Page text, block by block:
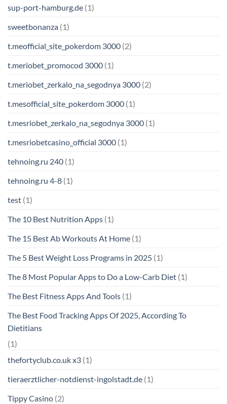
sup-port-hamburg.de (1)
sweetbonanza (1)
t.meofficial_site_pokerdom 3000 (2)
t.meriobet_promocod 3000 (1)
t.meriobet_zerkalo_na_segodnya 3000 (2)
t.mesofficial_site_pokerdom 3000 (1)
t.mesriobet_zerkalo_na_segodnya 3000 (1)
t.mesriobetcasino_official 3000 (1)
tehnoing.ru 240 (1)
tehnoing.ru 4-8 (1)
test (1)
The 10 Best Nutrition Apps (1)
The 15 Best Ab Workouts At Home (1)
The 5 Best Weight Loss Programs in 2025 (1)
The 8 Most Popular Apps to Do a Low-Carb Diet (1)
The Best Fitness Apps And Tools (1)
The Best Food Tracking Apps Of 2025, According To
Dietitians
(1)
thefortyclub.co.uk x3 (1)
tieraerztlicher-notdienst-ingolstadt.de (1)
Tippy Casino (2)